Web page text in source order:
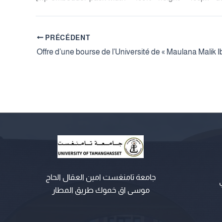
PRÉCÉDENT
جامعة تامنغست امين العقال الحاج
موسى اق خموك طريق المطار